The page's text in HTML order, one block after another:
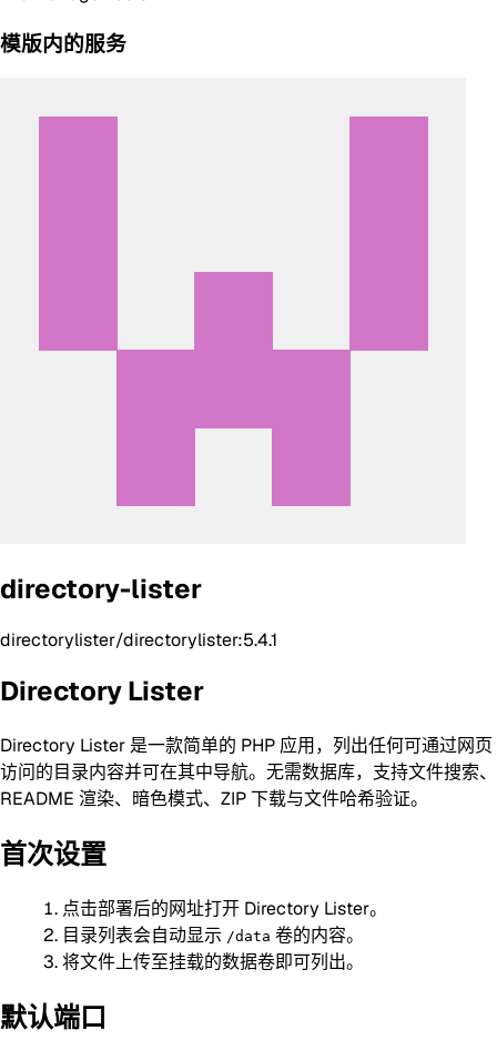
模版内的服务
directory-lister
directorylister/directorylister:5.4.1
Directory Lister
Directory Lister 是一款简单的 PHP 应用，列出任何可通过网页
访问的目录内容并可在其中导航。无需数据库，支持文件搜索、
README 渲染、暗色模式、ZIP 下载与文件哈希验证。
首次设置
点击部署后的网址打开 Directory Lister。
目录列表会自动显示 /data 卷的内容。
将文件上传至挂载的数据卷即可列出。
默认端口